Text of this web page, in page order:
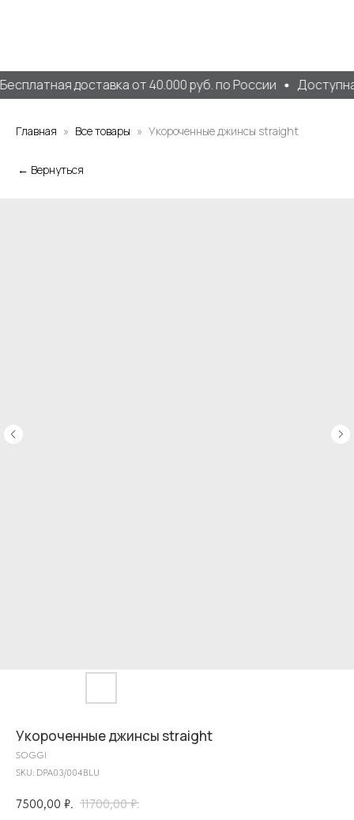
доставка от 40.000 руб. по России
Главная Все товары Укороченные джинсы straight
← Вернуться
Укороченные джинсы straight
SOGGI
SKU: DPA03/004BLU
7500,00 ₽. 11700,00 ₽.